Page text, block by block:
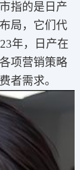
指的是日产
局，它们代
年，日产在
项营销策略
者需求。